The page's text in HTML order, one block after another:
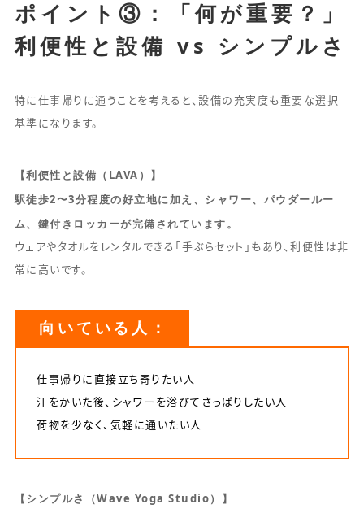
ポイント③：「何が重要？」
利便性と設備 vs シンプルさ
特に仕事帰りに通うことを考えると、設備の充実度も重要な選択
基準になります。
【利便性と設備（LAVA）】
駅徒歩2〜3分程度の好立地に加え、シャワー、パウダールー
ム、鍵付きロッカーが完備されています。
ウェアやタオルをレンタルできる「手ぶらセット」もあり、利便性は非
常に高いです。
向いている人：
仕事帰りに直接立ち寄りたい人
汗をかいた後、シャワーを浴びてさっぱりしたい人
荷物を少なく、気軽に通いたい人
【シンプルさ（Wave Yoga Studio）】